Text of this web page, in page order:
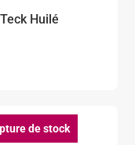
Huilé
de stock